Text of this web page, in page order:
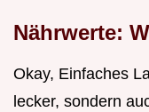
Nährwerte:
Okay, Einfaches
lecker, sondern